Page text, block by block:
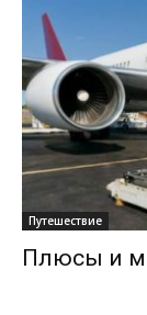
Путешествие
Плюсы и